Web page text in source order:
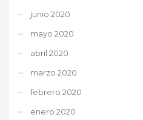
junio 2020
mayo 2020
abril 2020
marzo 2020
febrero 2020
enero 2020